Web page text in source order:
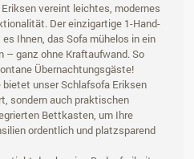
vereint leichtes, modernes
Der einzigartige 1-Hand-
Ihnen, das Sofa mühelos in ein
– ganz ohne Kraftaufwand. So
Übernachtungsgäste!
unser Schlafsofa Eriksen
sondern auch praktischen
Bettkasten, um Ihre
ordentlich und platzsparend